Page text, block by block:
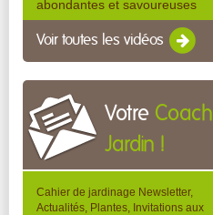
abondantes et savoureuses
Voir toutes les vidéos
Votre Coach
Jardin !
Cahier de jardinage Newsletter,
Actualités, Plantes, Invitations aux